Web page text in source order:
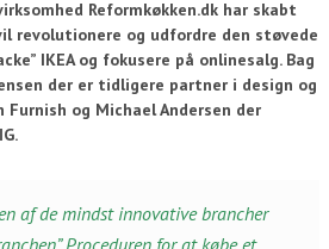
Reformkøkken.dk har skabt
revolutionere og udfordre den støvede
IKEA og fokusere på onlinesalg. Bag
der er tidligere partner i design og
og Michael Andersen der
af de mindst innovative brancher
Proceduren for at købe et